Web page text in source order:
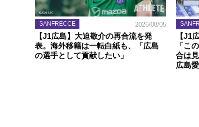
SANFRECCE 2026/08/05
【J1広島】大迫敬介の再合流を発
表。海外移籍は一転白紙も、「広島
の選手として貢献したい」
【J1
「こ
合は
広島愛